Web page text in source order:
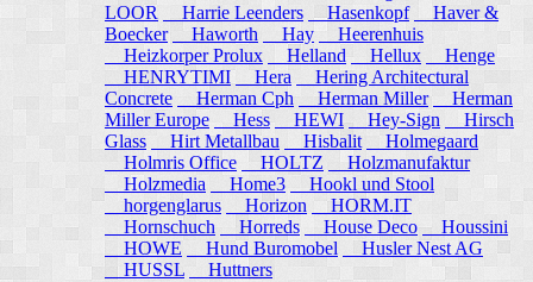
LOOR
Harrie Leenders Hasenkopf
Haver &
Boecker
Haworth Hay
Heerenhuis
Heizkorper Prolux
Helland Hellux
Henge
HENRYTIMI
Hera
Hering Architectural
Concrete
Herman Cph Herman Miller
Herman
Miller Europe
Hess HEWI Hey-Sign
Hirsch
Glass
Hirt Metallbau Hisbalit
Holmegaard
Holmris Office
HOLTZ
Holzmanufaktur
Holzmedia
Home3
Hookl und Stool
horgenglarus
Horizon
HORM.IT
Hornschuch
Horreds House Deco
Houssini
HOWE
Hund Buromobel
Husler Nest AG
HUSSL
Huttners